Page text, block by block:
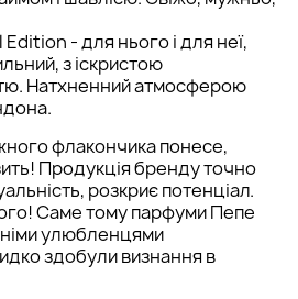
- для нього і для неї,
з іскристою
Натхненний атмосферою
флакончика понесе,
Продукція бренду точно
розкриє потенціал.
Саме тому парфуми Пепе
улюбленцями
здобули визнання в